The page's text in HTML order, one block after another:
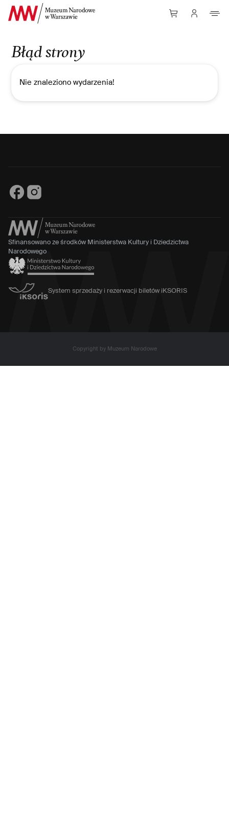
Przejdź do Treści
Błąd strony
Nie znaleziono wydarzenia!
Sfinansowano ze środków Ministerstwa Kultury i Dziedzictwa
Narodowego
System sprzedaży i rezerwacji biletów iKSORIS
Copyright by Muzeum Narodowe